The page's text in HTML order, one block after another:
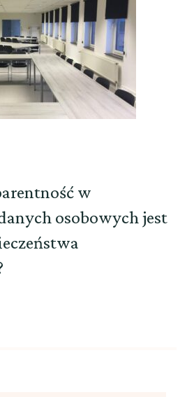
w
osobowych jest